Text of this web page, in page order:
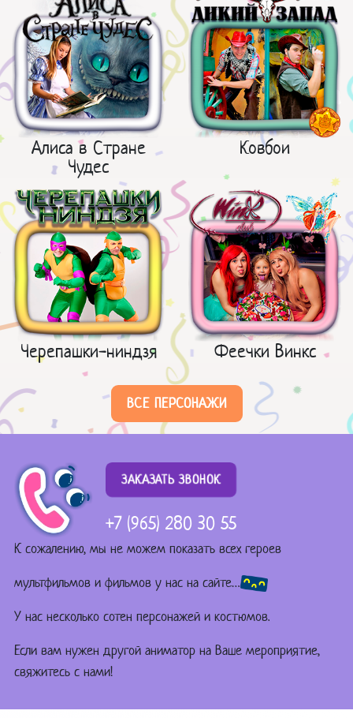
Алиса в Стране
Чудес
Ковбои
Черепашки-ниндзя Феечки Винкс
ВСЕ ПЕРСОНАЖИ
ЗАКАЗАТЬ ЗВОНОК
+7 (965) 280 30 55
К сожалению, мы не можем показать всех героев
мультфильмов и фильмов у нас на сайте…
У нас несколько сотен персонажей и костюмов.
Если вам нужен другой аниматор на Ваше мероприятие,
свяжитесь с нами!